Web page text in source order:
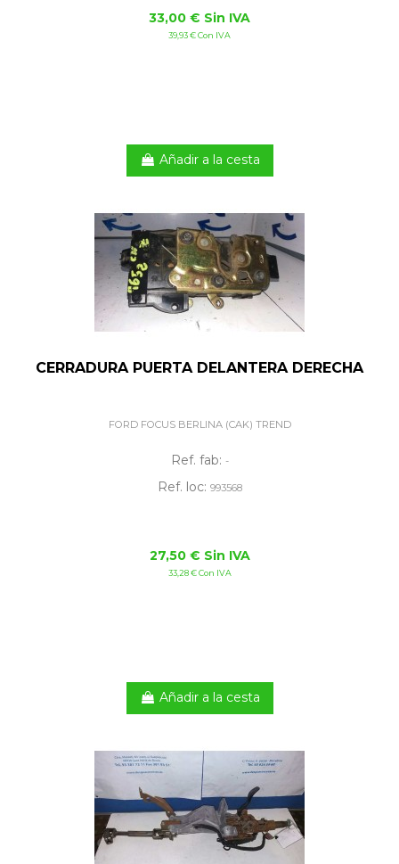
33,00 € Sin IVA
39,93 € Con IVA
Añadir a la cesta
CERRADURA PUERTA DELANTERA DERECHA
FORD FOCUS BERLINA (CAK) TREND
Ref. fab: -
Ref. loc: 993568
27,50 € Sin IVA
33,28 € Con IVA
Añadir a la cesta